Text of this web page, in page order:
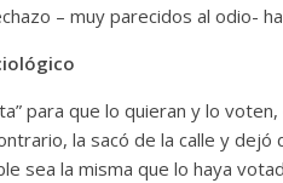
– muy parecidos al odio-
para que lo quieran y lo
la sacó de la calle y
sea la misma que lo haya